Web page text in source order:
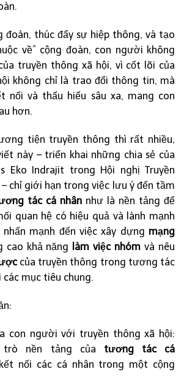
đoàn, thúc đẩy sự hiệp thông, và tạo
về” cộng đoàn, con người không
truyền thông xã hội, vì cốt lõi của
không chỉ là trao đổi thông tin, mà
nối và thấu hiểu sâu xa, mang con
hơn.
tiện truyền thông thì rất nhiều,
này – triển khai những chia sẻ của
Eko Indrajit trong Hội nghị Truyền
chỉ giới hạn trong việc lưu ý đến tầm
tác cá nhân như là nền tảng để
quan hệ có hiệu quả và lành mạnh
mạnh đến việc xây dựng mạng
cao khả năng làm việc nhóm và nêu
của truyền thông trong tương tác
mục tiêu chung.
con người với truyền thông xã hội:
trò nền tảng của tương tác cá
nối các cá nhân trong một cộng